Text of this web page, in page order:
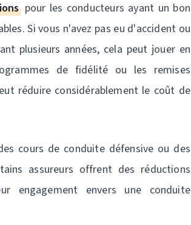
pour les conducteurs ayant un bon
Si vous n'avez pas eu d'accident ou
plusieurs années, cela peut jouer en
de fidélité ou les remises
réduire considérablement le coût de
cours de conduite défensive ou des
assureurs offrent des réductions
engagement envers une conduite